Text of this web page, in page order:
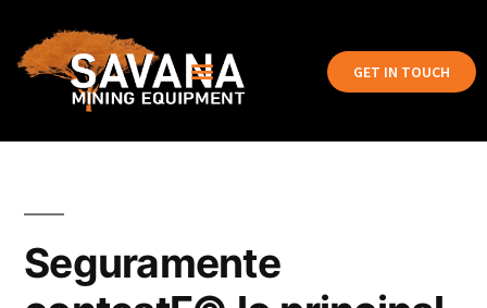
GET IN TOUCH
Seguramente